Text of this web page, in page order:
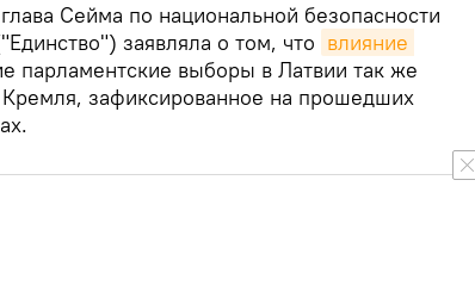
Сейма по национальной безопасности
заявляла о том, что влияние
парламентские выборы в Латвии так же
Кремля, зафиксированное на прошедших